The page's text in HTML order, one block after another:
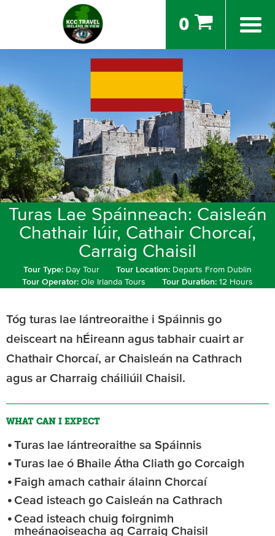
0
Turas Lae Spáinneach: Caisleán
Chathair Iúir, Cathair Chorcaí,
Carraig Chaisil
Tour Type: Day Tour Tour Location: Departs From Dublin
Tour Operator:Ole Irlanda Tours Tour Duration: 12 Hours
Tóg turas lae lántreoraithe i Spáinnis go
deisceart na hÉireann agus tabhair cuairt ar
Chathair Chorcaí, ar Chaisleán na Cathrach
agus ar Charraig cháiliúil Chaisil.
WHAT CAN I EXPECT
Turas lae lántreoraithe sa Spáinnis
Turas lae ó Bhaile Átha Cliath go Corcaigh
Faigh amach cathair álainn Chorcaí
Cead isteach go Caisleán na Cathrach
Cead isteach chuig foirgnimh
mheánaoiseacha ag Carraig Chaisil